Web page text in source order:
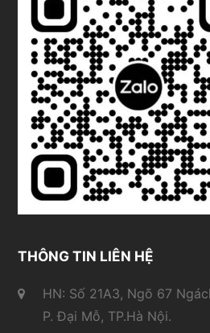
THÔNG TIN LIÊN HỆ
HN: Số 21A3, Ngõ 67
P. Đại Mỗ, TP.Hà Nội.